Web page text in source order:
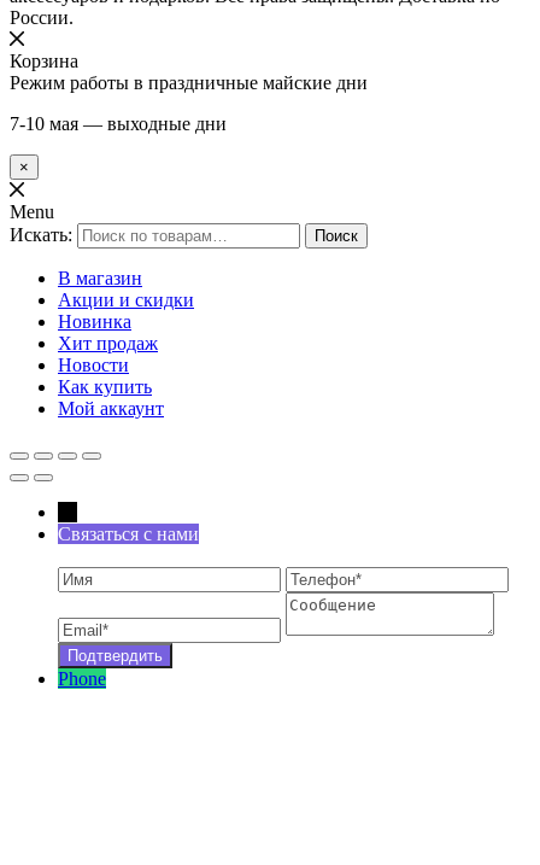
России.
Корзина
Режим работы в праздничные майские дни
7-10 мая — выходные дни
×
Menu
Искать:
Поиск
В магазин
Акции и скидки
Новинка
Хит продаж
Новости
Как купить
Мой аккаунт
Связаться с нами
Phone